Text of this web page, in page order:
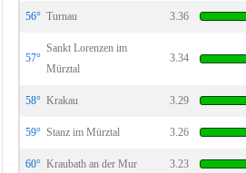
56° Turnau 3.36
57°
Sankt Lorenzen im
Mürztal
3.34
58° Krakau 3.29
59° Stanz im Mürztal 3.26
60° Kraubath an der Mur 3.23